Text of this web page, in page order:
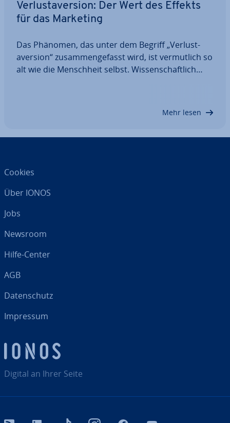
Ver­lust­aver­si­on: Der Wert des Effekts
für das Marketing
Das Phänomen, das unter dem Begriff „Ver­lust­
aver­si­on“ zu­sam­men­ge­fasst wird, ist ver­mut­lich so
alt wie die Mensch­heit selbst. Wis­sen­schaft­lich
Mehr lesen
Digital an Ihrer Seite
Cookies
Über IONOS
Jobs
Newsroom
Hilfe-Center
AGB
Da­ten­schutz
Impressum